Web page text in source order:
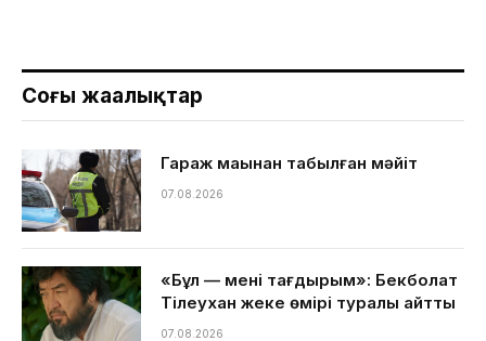
Соңғы жаңалықтар
Гараж маңынан табылған мәйіт
07.08.2026
«Бұл — менің тағдырым»: Бекболат
Тілеухан жеке өмірі туралы айтты
07.08.2026